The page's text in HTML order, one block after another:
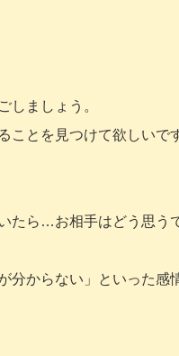
しましょう。
ことを見つけて欲しいで
たら…お相手はどう思う
分からない」といった感